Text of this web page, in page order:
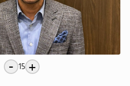
+
15
-